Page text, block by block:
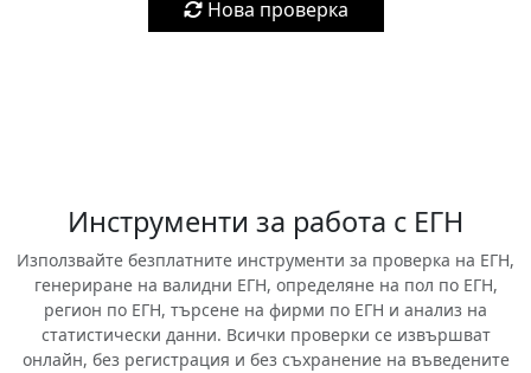
Нова проверка
Инструменти за работа с ЕГН
Използвайте безплатните инструменти за проверка на ЕГН,
генериране на валидни ЕГН, определяне на пол по ЕГН,
регион по ЕГН, търсене на фирми по ЕГН и анализ на
статистически данни. Всички проверки се извършват
онлайн, без регистрация и без съхранение на въведените